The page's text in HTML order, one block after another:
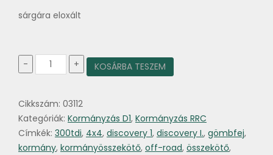
sárgára eloxált
-
Kormányösszekötő
HD,
/
RRC
300TDI
mennyiség
+ KOSÁRBA TESZEM
Cikkszám: 03112
Kategóriák: Kormányzás D1, Kormányzás RRC
Címkék: 300tdi, 4x4, discovery 1, discovery I., gömbfej,
kormány, kormányösszekötő, off-road, összekötő,